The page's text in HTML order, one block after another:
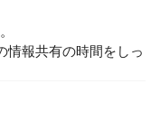
情報共有の時間をしっ